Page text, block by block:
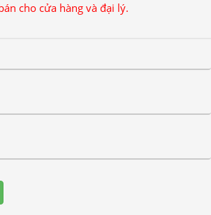
cho cửa hàng và đại lý.